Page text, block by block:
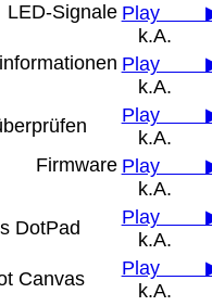
Signale Play
k.A.
Play
k.A.
Play
k.A.
Play
k.A.
DotPad
Play
k.A.
Canvas
Play
k.A.